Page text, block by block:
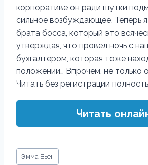
корпоративе он ради шутки
сильное возбуждающее. Теперь
брата босса, который это
утверждая, что провел ночь с
бухгалтером, которая тоже
положении… Впрочем, не только
Читать без регистрации
Читать
Метки
Эмма Вьен